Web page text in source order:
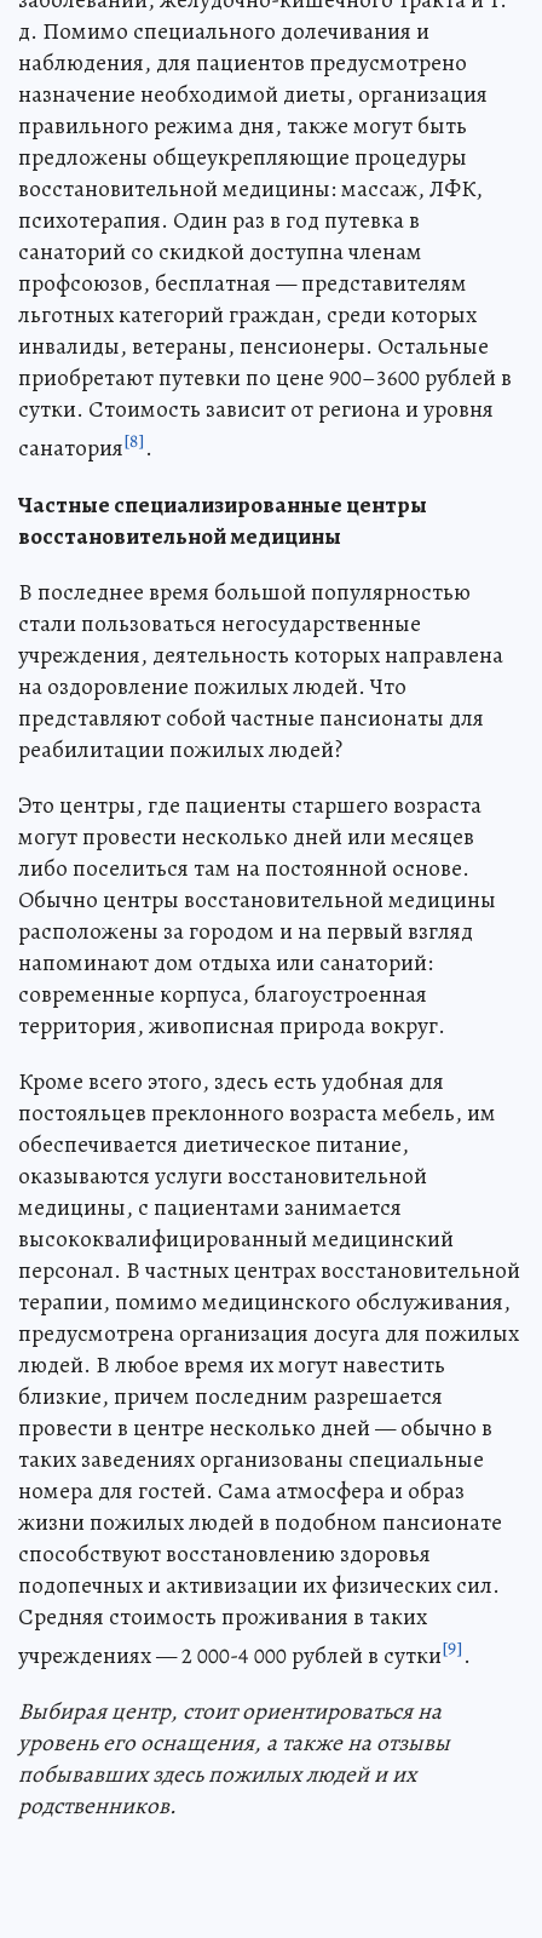
д. Помимо специального долечивания и
наблюдения, для пациентов предусмотрено
назначение необходимой диеты, организация
правильного режима дня, также могут быть
предложены общеукрепляющие процедуры
восстановительной медицины: массаж, ЛФК,
психотерапия. Один раз в год путевка в
санаторий со скидкой доступна членам
профсоюзов, бесплатная — представителям
льготных категорий граждан, среди которых
инвалиды, ветераны, пенсионеры. Остальные
приобретают путевки по цене 900–3600 рублей в
сутки. Стоимость зависит от региона и уровня
санатория[8].
Частные специализированные центры
восстановительной медицины
В последнее время большой популярностью
стали пользоваться негосударственные
учреждения, деятельность которых направлена
на оздоровление пожилых людей. Что
представляют собой частные пансионаты для
реабилитации пожилых людей?
Это центры, где пациенты старшего возраста
могут провести несколько дней или месяцев
либо поселиться там на постоянной основе.
Обычно центры восстановительной медицины
расположены за городом и на первый взгляд
напоминают дом отдыха или санаторий:
современные корпуса, благоустроенная
территория, живописная природа вокруг.
Кроме всего этого, здесь есть удобная для
постояльцев преклонного возраста мебель, им
обеспечивается диетическое питание,
оказываются услуги восстановительной
медицины, с пациентами занимается
высококвалифицированный медицинский
персонал. В частных центрах восстановительной
терапии, помимо медицинского обслуживания,
предусмотрена организация досуга для пожилых
людей. В любое время их могут навестить
близкие, причем последним разрешается
провести в центре несколько дней — обычно в
таких заведениях организованы специальные
номера для гостей. Сама атмосфера и образ
жизни пожилых людей в подобном пансионате
способствуют восстановлению здоровья
подопечных и активизации их физических сил.
Средняя стоимость проживания в таких
учреждениях — 2 000-4 000 рублей в сутки[9].
Выбирая центр, стоит ориентироваться на
уровень его оснащения, а также на отзывы
побывавших здесь пожилых людей и их
родственников.